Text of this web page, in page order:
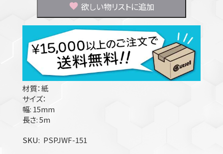
欲しい物リストに追加
材質：紙
サイズ：
幅: 15mm
長さ: 5m
SKU
PSPJWF-151